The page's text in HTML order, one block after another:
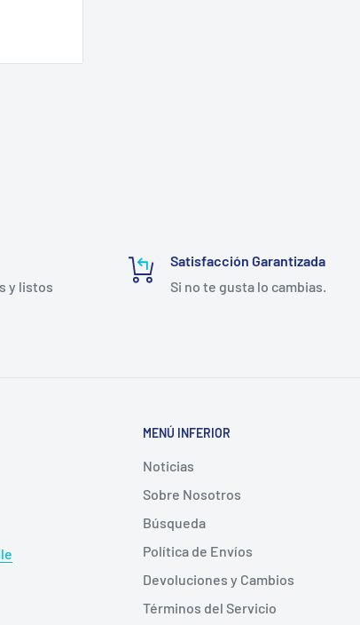
de
y listos
Satisfacción Garantizada
Si no te gusta lo cambias.
MENÚ INFERIOR
Noticias
Sobre Nosotros
Búsqueda
Política de Envíos
Devoluciones y Cambios
Términos del Servicio